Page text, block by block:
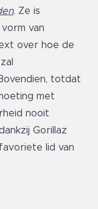
. Ze is
van
over hoe de
totdat
met
nooit
Gorillaz
lid van